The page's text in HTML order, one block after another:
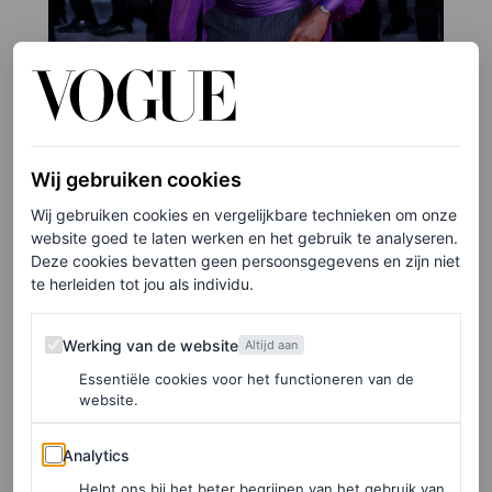
Wij gebruiken cookies
Wij gebruiken cookies en vergelijkbare technieken om onze
website goed te laten werken en het gebruik te analyseren.
Deze cookies bevatten geen persoonsgegevens en zijn niet
te herleiden tot jou als individu.
Werking van de website
Werking van de website Altijd aan
Essentiële cookies voor het functioneren van de
website.
Analytics
Analytics